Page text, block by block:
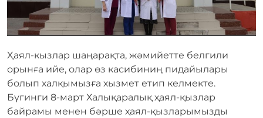
Ҳаял-кызлар шаңарақта, жәмийетте белгили
орынға ийе, олар өз касибиниң пидайылары
болып халқымызға хызмет етип келмекте.
Бүгинги 8-март Халықаралық ҳаял-қызлар
байрамы менен бәрше ҳаял-қызларымызды